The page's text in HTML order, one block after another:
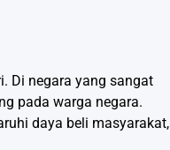
Di negara yang sangat
pada warga negara.
daya beli masyarakat,